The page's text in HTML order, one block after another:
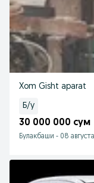
Xom Gisht aparat
Б/у
30 000 000 сум
Булакбаши - 08